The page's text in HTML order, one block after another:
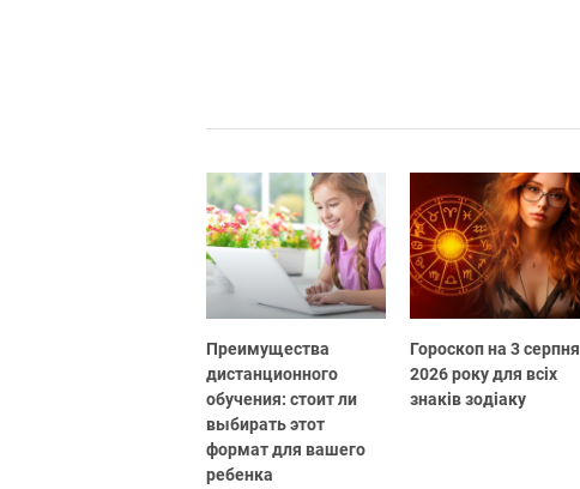
Преимущества
дистанционного
обучения: стоит ли
выбирать этот
формат для вашего
ребенка
Гороскоп на 3 серпня
2026 року для всіх
знаків зодіаку